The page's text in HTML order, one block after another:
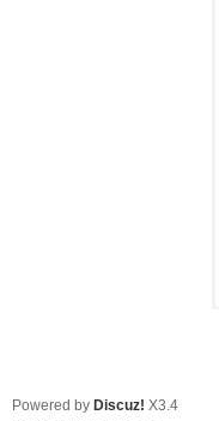
Powered by Discuz! X3.4